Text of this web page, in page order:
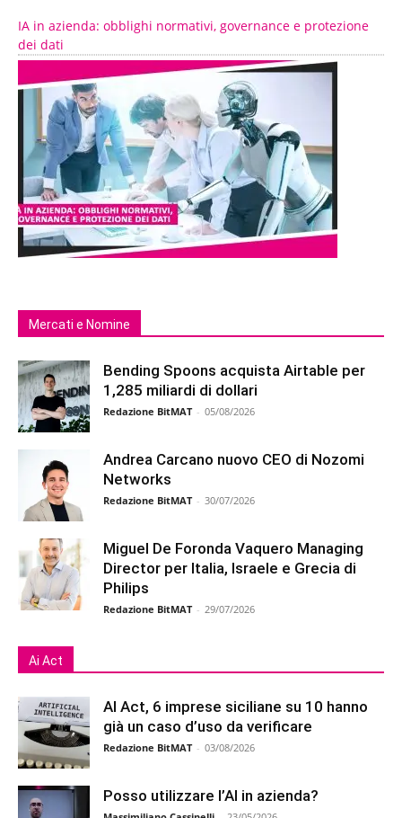
IA in azienda: obblighi normativi, governance e protezione
dei dati
Mercati e Nomine
Bending Spoons acquista Airtable per
1,285 miliardi di dollari
Redazione BitMAT - 05/08/2026
Andrea Carcano nuovo CEO di Nozomi
Networks
Redazione BitMAT - 30/07/2026
Miguel De Foronda Vaquero Managing
Director per Italia, Israele e Grecia di
Philips
Redazione BitMAT - 29/07/2026
Ai Act
AI Act, 6 imprese siciliane su 10 hanno
già un caso d’uso da verificare
Redazione BitMAT - 03/08/2026
Posso utilizzare l’AI in azienda?